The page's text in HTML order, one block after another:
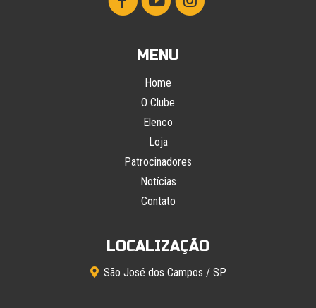
MENU
Home
O Clube
Elenco
Loja
Patrocinadores
Notícias
Contato
LOCALIZAÇÃO
São José dos Campos / SP